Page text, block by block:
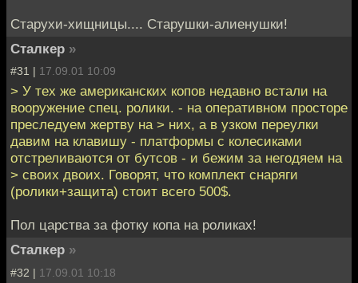
Старухи-хищницы.... Старушки-алиенушки!
Сталкер »
#31 | 17.09.01 10:09
> У тех же американских копов недавно встали на
вооружение спец. ролики. - на оперативном просторе
преследуем жертву на > них, а в узком переулки
давим на клавишу - платформы с колесиками
отстреливаются от бутсов - и бежим за негодяем на
> своих двоих. Говорят, что комплект снаряги
(ролики+защита) стоит всего 500$.
Пол царства за фотку копа на роликах!
Сталкер »
#32 | 17.09.01 10:18